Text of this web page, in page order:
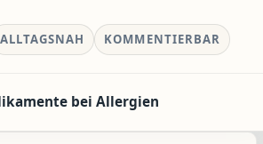
ALLTAGSNAH KOMMENTIERBAR
bei Allergien